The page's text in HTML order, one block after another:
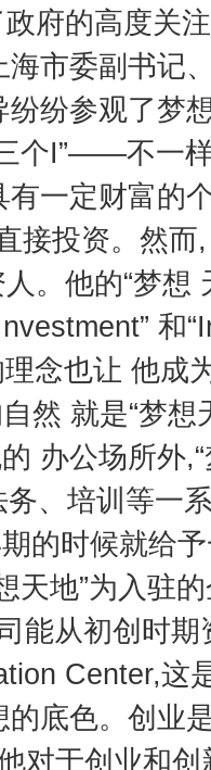
府的高度关
市委副书记
纷参观了梦
个I”——不一
一定财富的
接投资。然
。他的“梦想
理念也让 他
然 就是“梦
办公场所外
、培训等一
的时候就给
天地”为入驻
能从初创时
Center,这
底色。创业
对于创业和